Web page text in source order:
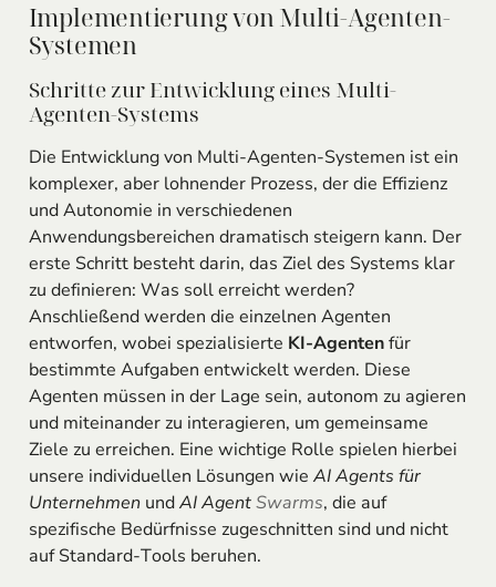
Implementierung von Multi-Agenten-
Systemen
Schritte zur Entwicklung eines Multi-
Agenten-Systems
Die Entwicklung von Multi-Agenten-Systemen ist ein
komplexer, aber lohnender Prozess, der die Effizienz
und Autonomie in verschiedenen
Anwendungsbereichen dramatisch steigern kann. Der
erste Schritt besteht darin, das Ziel des Systems klar
zu definieren: Was soll erreicht werden?
Anschließend werden die einzelnen Agenten
entworfen, wobei spezialisierte KI-Agentenfür
bestimmte Aufgaben entwickelt werden. Diese
Agenten müssen in der Lage sein, autonom zu agieren
und miteinander zu interagieren, um gemeinsame
Ziele zu erreichen. Eine wichtige Rolle spielen hierbei
unsere individuellen Lösungen wie AI Agents für
UnternehmenundAI AgentSwarms, die auf
spezifische Bedürfnisse zugeschnitten sind und nicht
auf Standard-Tools beruhen.